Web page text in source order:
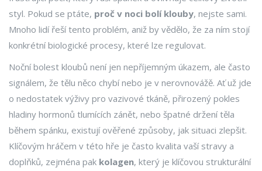
styl. Pokud se ptáte, proč v noci bolí klouby, nejste sami.
Mnoho lidí řeší tento problém, aniž by vědělo, že za ním stojí
konkrétní biologické procesy, které lze regulovat.
Noční bolest kloubů není jen nepříjemným úkazem, ale často
signálem, že tělu něco chybí nebo je v nerovnovážě. Ať už jde
o nedostatek výživy pro vazivové tkáně, přirozený pokles
hladiny hormonů tlumících zánět, nebo špatné držení těla
během spánku, existují ověřené způsoby, jak situaci zlepšit.
Klíčovým hráčem v této hře je často kvalita vaší stravy a
doplňků, zejména pak kolagen, který je klíčovou strukturální